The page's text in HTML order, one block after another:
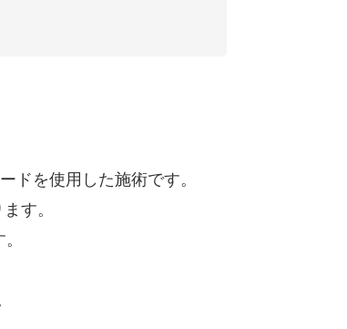
ドを使用した施術です。
す。